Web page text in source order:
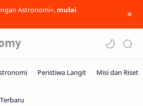
Astronomi+, mulai
Terbaru